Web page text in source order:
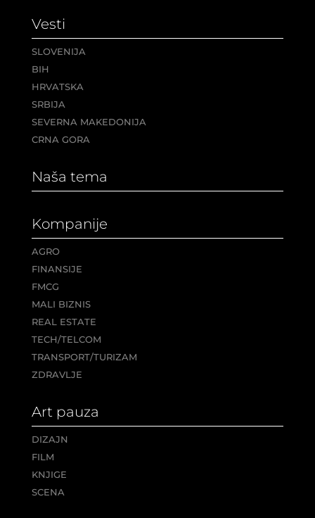
Vesti
SLOVENIJA
BIH
HRVATSKA
SRBIJA
SEVERNA MAKEDONIJA
CRNA GORA
Naša tema
Kompanije
AGRO
FINANSIJE
FMCG
MALI BIZNIS
REAL ESTATE
TECH/TELCOM
TRANSPORT/TURIZAM
ZDRAVLJE
Art pauza
DIZAJN
FILM
KNJIGE
SCENA